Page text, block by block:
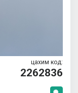
цахим код:
2262836